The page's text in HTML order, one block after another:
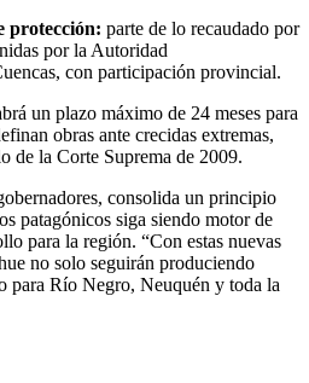
protección: parte de lo recaudado por
por la Autoridad
con participación provincial.
un plazo máximo de 24 meses para
obras ante crecidas extremas,
de la Corte Suprema de 2009.
consolida un principio
patagónicos siga siendo motor de
para la región. “Con estas nuevas
no solo seguirán produciendo
para Río Negro, Neuquén y toda la